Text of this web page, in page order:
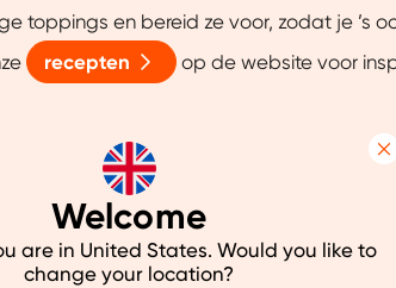
Details
te maken.
afstemmen op jouw voorkeuren, je relevante
toppings en bereid ze voor, zodat je ’s
recepten op de website voor
gepaard met een dip in je motivatie.
ze als werkmeetingsdie je niet kan
Bouw het op met 2 sessies in de
Welcome
are in United States. Would you like to
change your location?